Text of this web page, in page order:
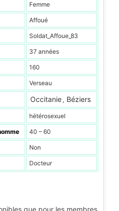
Femme
Affoué
Soldat_Affoue_83
37 années
160
Verseau
Occitanie , Béziers
hétérosexuel
40 – 60
Non
Docteur
que pour les membres